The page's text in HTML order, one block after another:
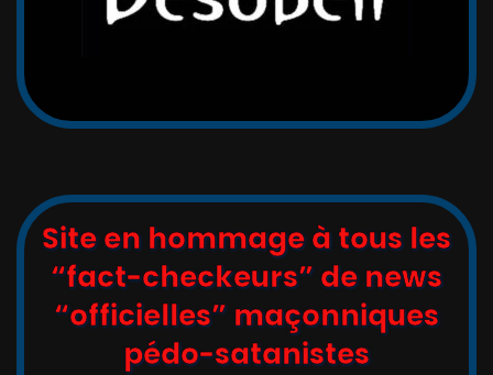
Site en hommage à tous les
“fact-checkeurs” de news
“officielles” maçonniques
pédo-satanistes